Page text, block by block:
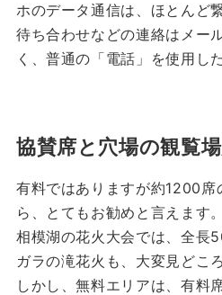
ホのデータ通信は、ほとんど
待ち合わせなどの連絡はメー
く、普通の「電話」を使用し
協賛席と穴場の観覧
有料ではありますが約1200席
ら、とてもお勧めと言えます。
相模湖の花火大会では、全長
ガラの滝花火も、大変見どこ
しかし、無料エリアは、有料